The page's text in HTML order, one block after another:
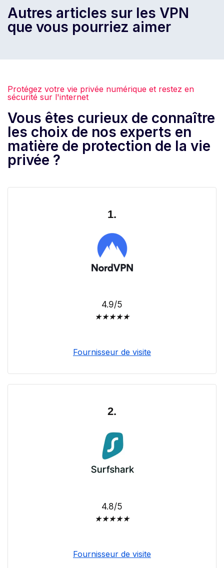
Autres articles sur les VPN
que vous pourriez aimer
Protégez votre vie privée numérique et restez en
sécurité sur l'internet
Vous êtes curieux de connaître
les choix de nos experts en
matière de protection de la vie
privée ?
1.
4.9/5
★★★★★
Fournisseur de visite
2.
4.8/5
★★★★★
Fournisseur de visite